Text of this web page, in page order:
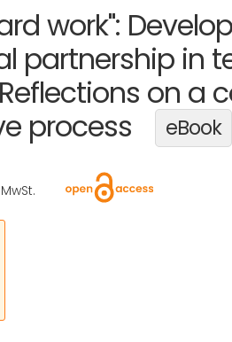
work":
partnership in
on a
process
eBook